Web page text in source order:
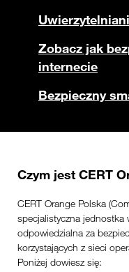
Zobacz jak
internecie
Bezpieczny
Czym jest CERT
CERT Orange Polska
specjalistyczna jednostka
odpowiedzialna za
korzystających z sieci
Poniżej dowiesz się: